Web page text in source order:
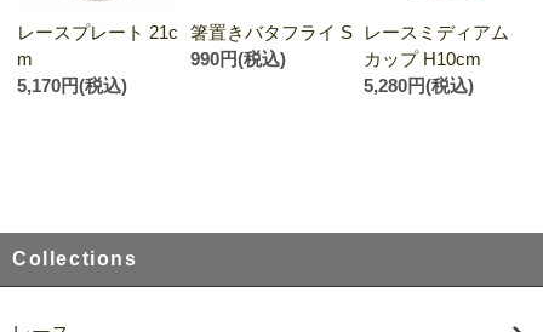
レースプレート 21c
m
5,170円(税込)
箸置きバタフライ S
990円(税込)
レースミディアム
カップ H10cm
5,280円(税込)
Collections